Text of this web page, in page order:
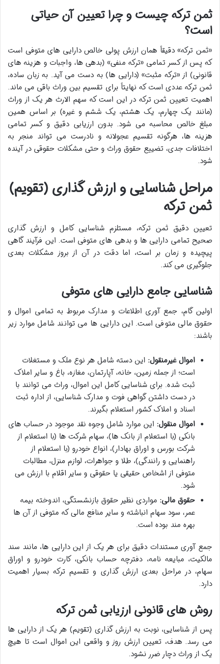
ثمن ترکه چیست و چرا تعیین آن حیاتی
است؟
«ثمن ترکه» دقیقاً همان ارزش پولی خالص دارایی های متوفی است
که پس از کسر تمامی «ترکه منفی» (بدهی ها، واجبات و هزینه های
قانونی) از «ترکه مثبت» (دارایی ها) به دست می آید. به زبان ساده،
ثمن ترکه عددی است که نهایتاً برای تقسیم بین وراث باقی می ماند.
اهمیت تعیین ثمن ترکه در این است که سهم الارث هر یک از وراث
(مانند یک چهارم، یک هشتم، یک ششم و غیره) بر اساس همین
مبلغ خالص محاسبه می شود. بدون ارزیابی دقیق و کسر تمامی
هزینه ها، هرگونه تقسیم عجولانه و نادرست می تواند منجر به
اختلافات جدی، تضییع حقوق وراث و حتی مشکلات حقوقی در آینده
شود.
مراحل شناسایی و ارزش گذاری (تقویم)
ثمن ترکه
تعیین دقیق ثمن ترکه، مستلزم شناسایی کامل و ارزش گذاری
صحیح تمامی دارایی ها و بدهی های متوفی است. این فرآیند گاهی
پیچیده و زمان بر است، اما دقت در آن از بروز مشکلات بعدی
جلوگیری می کند.
شناسایی جامع دارایی های متوفی
اولین گام، جمع آوری اطلاعات و مدارک مربوط به تمامی اموال و
حقوق مالی متوفی است. این دارایی ها می توانند شامل موارد زیر
باشند:
اموال غیرمنقول: این دسته شامل هر نوع ملک و مستغلات
است؛ از جمله زمین، خانه، آپارتمان، مغازه، باغ و سایر املاک
ثبت شده. برای شناسایی کامل این اموال، وراث می توانند با
در دست داشتن گواهی فوت و مدارک شناسایی، از اداره ثبت
اسناد و املاک کشور استعلام بگیرند.
اموال منقول: این موارد شامل وجوه نقد موجود در حساب های
بانکی (با استعلام از بانک ها)، سهام شرکت ها (با استعلام از
شرکت بورس و اوراق بهادار)، انواع خودرو (با استعلام از
راهنمایی و رانندگی)، طلا و جواهرات، لوازم منزل، مطالبات
متوفی از اشخاص حقیقی یا حقوقی و سایر اقلام با ارزش می
شود.
حقوق مالی: مواردی نظیر حقوق بازنشستگی، اندوخته بیمه
عمر، سود سهام انباشته و سایر منافع مالی که متوفی از آن ها
بهره مند بوده است.
جمع آوری مستندات دقیق برای هر یک از این دارایی ها، مانند سند
مالکیت، مبایعه نامه، دفترچه حساب بانکی، کارت خودرو و اوراق
سهام، در مراحل بعدی ارزش گذاری و تقسیم ترکه بسیار اهمیت
دارد.
روش های قانونی ارزیابی ثمن ترکه
پس از شناسایی، نوبت به ارزش گذاری (تقویم) هر یک از دارایی ها
می رسد. هدف، تعیین ارزش روز و واقعی این اموال است تا هیچ
یک از وراث دچار ضرر نشود.